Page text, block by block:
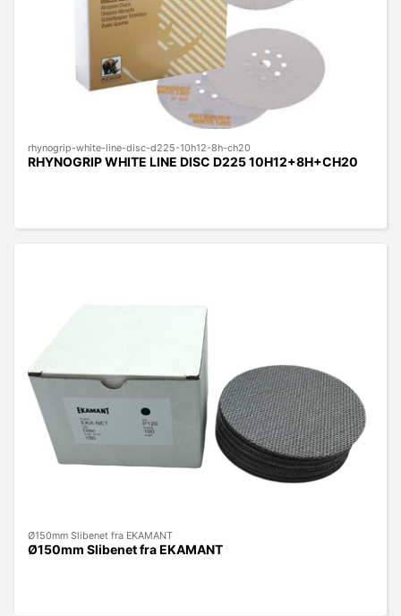
rhynogrip-white-line-disc-d225-10h12-8h-ch20
RHYNOGRIP WHITE LINE DISC D225 10H12+8H+CH20
Ø150mm Slibenet fra EKAMANT
Ø150mm Slibenet fra EKAMANT